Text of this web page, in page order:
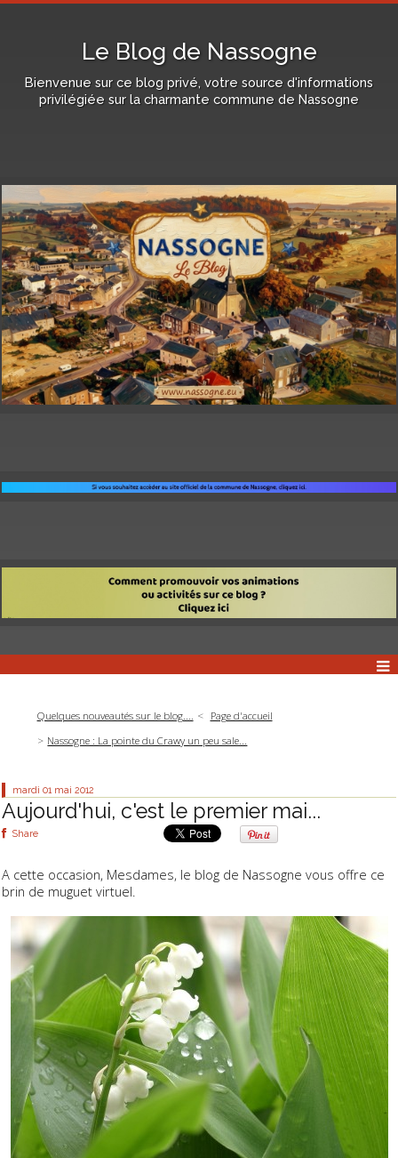
Le Blog de Nassogne
Bienvenue sur ce blog privé, votre source d'informations
privilégiée sur la charmante commune de Nassogne
Quelques nouveautés sur le blog....
Page d'accueil
Nassogne : La pointe du Crawy un peu sale...
mardi 01 mai 2012
Aujourd'hui, c'est le premier mai...
Share
A cette occasion, Mesdames, le blog de Nassogne vous offre ce
brin de muguet virtuel.